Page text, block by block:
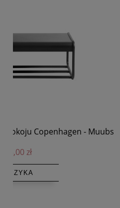
Haczyki Copenhagen do